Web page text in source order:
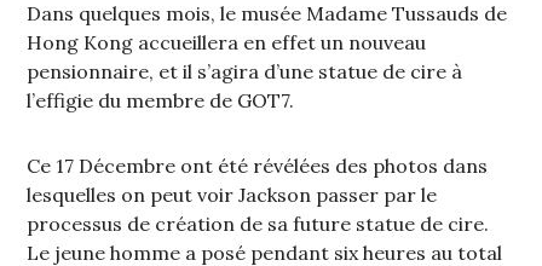
Dans quelques mois, le musée Madame Tussauds de
Hong Kong accueillera en effet un nouveau
pensionnaire, et il s’agira d’une statue de cire à
l’effigie du membre de GOT7.
Ce 17 Décembre ont été révélées des photos dans
lesquelles on peut voir Jackson passer par le
processus de création de sa future statue de cire.
Le jeune homme a posé pendant six heures au total